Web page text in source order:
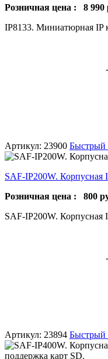
Розничная цена : 8 990
IP8133. Миниатюрная IP
-
Артикул: 23900 Быстрый
SAF-IP200W. Корпусная
Розничная цена : 800
SAF-IP200W. Корпусная
-
Артикул: 23894 Быстрый